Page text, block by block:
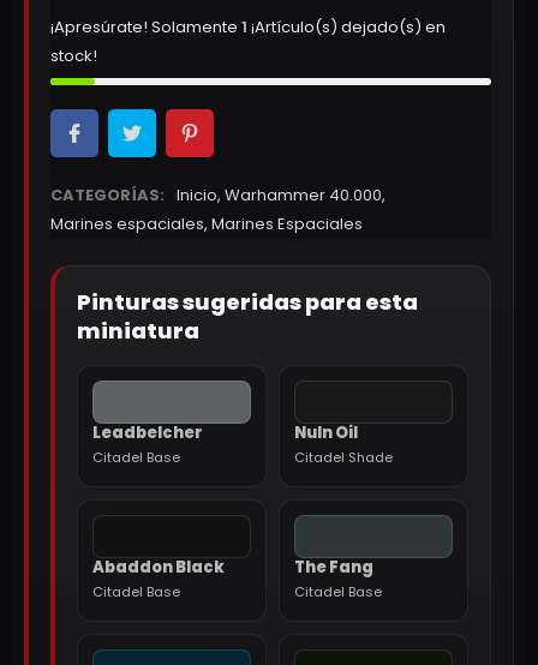
¡Apresúrate! Solamente 1 ¡Artículo(s) dejado(s) en
stock!
CATEGORÍAS: Inicio, Warhammer 40.000,
Marines espaciales, Marines Espaciales
Pinturas sugeridas para esta
miniatura
Leadbelcher
Citadel Base
Nuln Oil
Citadel Shade
Abaddon Black
Citadel Base
The Fang
Citadel Base